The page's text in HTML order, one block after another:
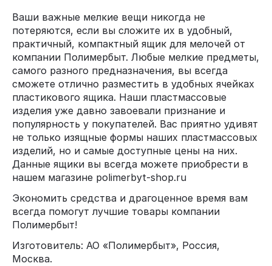
Ваши важные мелкие вещи никогда не
потеряются, если вы сложите их в удобный,
практичный, компактный ящик для мелочей от
компании Полимербыт. Любые мелкие предметы,
самого разного предназначения, вы всегда
сможете отлично разместить в удобных ячейках
пластикового ящика. Наши пластмассовые
изделия уже давно завоевали признание и
популярность у покупателей. Вас приятно удивят
не только изящные формы наших пластмассовых
изделий, но и самые доступные цены на них.
Данные ящики вы всегда можете приобрести в
нашем магазине polimerbyt-shop.ru
Экономить средства и драгоценное время вам
всегда помогут лучшие товары компании
Полимербыт!
Изготовитель: АО «Полимербыт», Россия,
Москва.